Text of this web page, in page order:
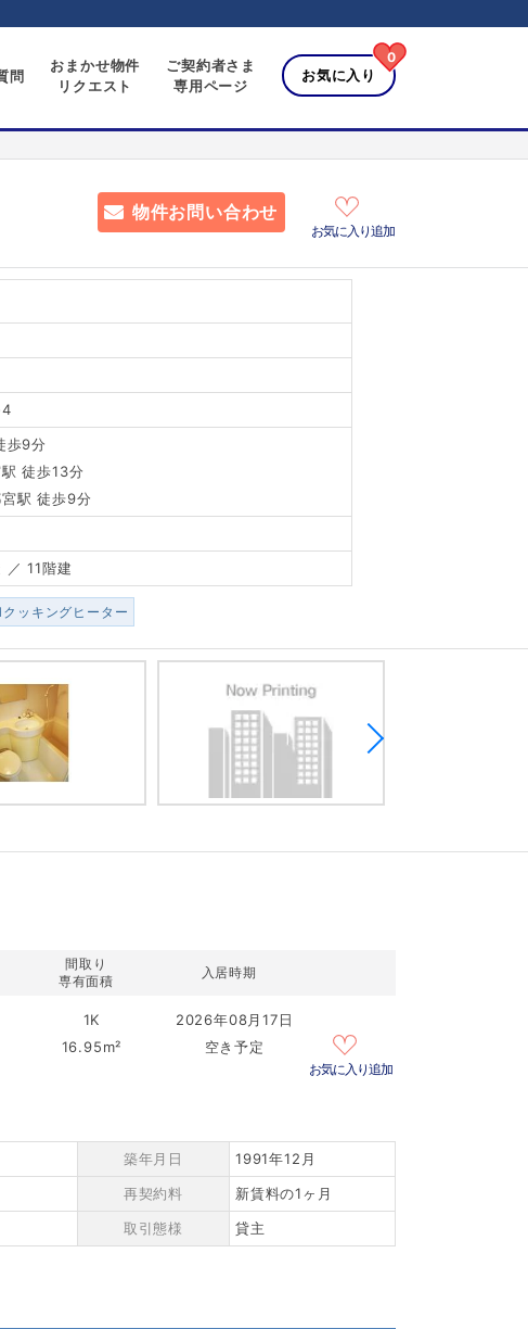
問
おまかせ物件
リクエスト
ご契約者さま
専用ページ
お気に入り
0
物件お問い合わせ
お気に入り追加
歩9分
徒歩13分
駅 徒歩9分
／ 11階建
クッキングヒーター
間取り
専有面積
入居時期
1K
16.95m²
2026年08月17日
空き予定
お気に入り追加
築年月日
1991年12月
再契約料
新賃料の1ヶ月
取引態様 貸主